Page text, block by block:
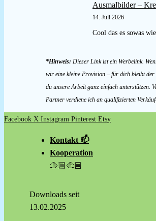
Ausmalbilder –
14. Juli 2026
Cool das es sowas
*Hinweis: Dieser Link ist ein Werbelink.
wir eine kleine Provision – für dich bleibt
du unsere Arbeit ganz einfach unterstützen.
Partner verdiene ich an qualifizierten
Facebook X Instagram Pinterest Etsy
Kontakt 📫
Kooperation
🫱🏼‍🫲🏼
Downloads seit
13.02.2025